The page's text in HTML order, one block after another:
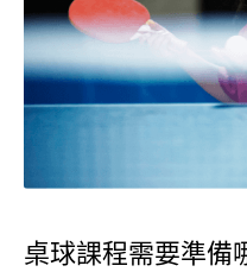
桌球課程需要準備